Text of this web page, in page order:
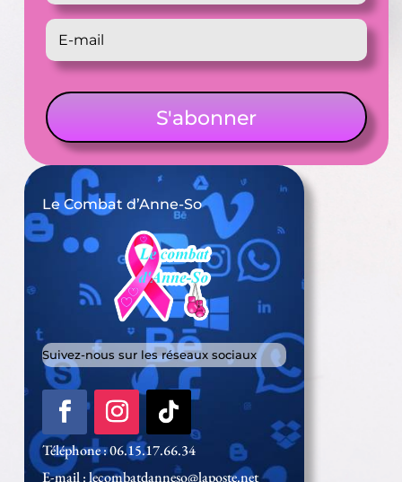
S'abonner
Le Combat d’Anne-So
Suivez-nous sur les réseaux sociaux
Téléphone : 06.15.17.66.34
E-mail : lecombatdanneso@laposte.net